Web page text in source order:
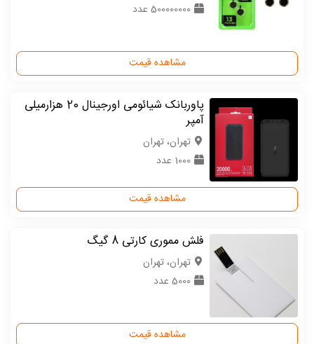
500000000 عدد
مشاهده قیمت
پاوربانک شیائومی اورجینال 20 هزارمیلی
آمپر
تهران، تهران
1000 عدد
مشاهده قیمت
فلش مموری کارتی 8 گیگ
تهران، تهران
5000 عدد
مشاهده قیمت